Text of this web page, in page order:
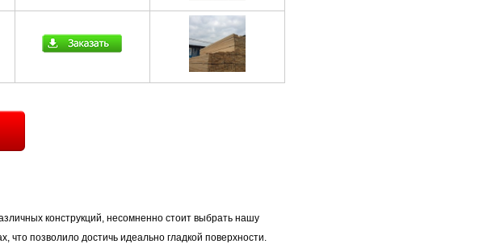
конструкций, несомненно стоит выбрать нашу
позволило достичь идеально гладкой поверхности.